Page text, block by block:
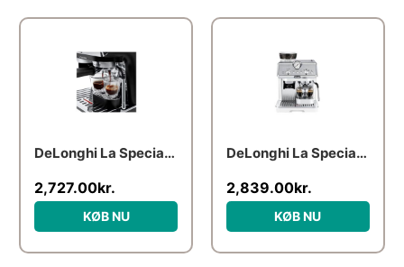
DeLonghi La Specialista Arte EC9155.MB
2,727.00kr.
KØB NU
DeLonghi La Specialista Arte EC9155.W
2,839.00kr.
KØB NU